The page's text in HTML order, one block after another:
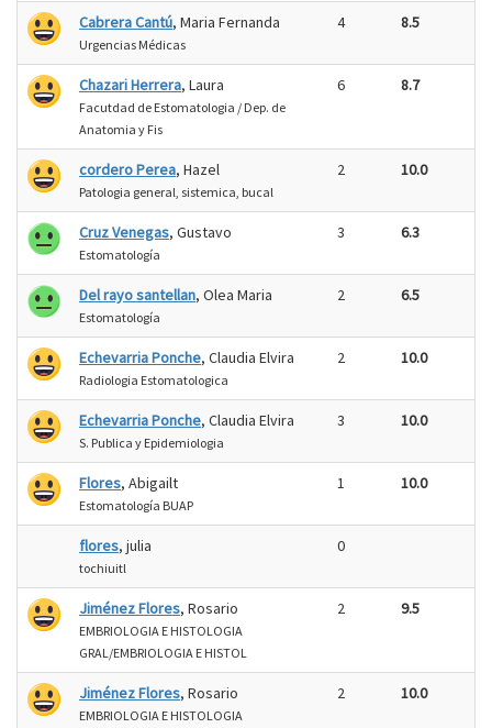
Cabrera Cantú, Maria Fernanda
Urgencias Médicas
4 8.5
Chazari Herrera, Laura
Facutdad de Estomatologia / Dep. de
Anatomia y Fis
6 8.7
cordero Perea, Hazel
Patologia general, sistemica, bucal
2 10.0
Cruz Venegas, Gustavo
Estomatología
3 6.3
Del rayo santellan, Olea Maria
Estomatología
2 6.5
Echevarria Ponche, Claudia Elvira
Radiologia Estomatologica
2 10.0
Echevarria Ponche, Claudia Elvira
S. Publica y Epidemiologia
3 10.0
Flores, Abigailt
Estomatología BUAP
1 10.0
flores, julia
tochiuitl
0
Jiménez Flores, Rosario
EMBRIOLOGIA E HISTOLOGIA
GRAL/EMBRIOLOGIA E HISTOL
2 9.5
Jiménez Flores, Rosario
EMBRIOLOGIA E HISTOLOGIA
2 10.0